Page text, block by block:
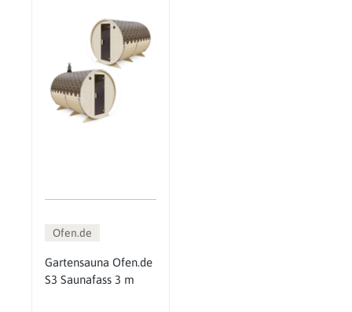
Ofen.de
Gartensauna Ofen.de
S3 Saunafass 3 m